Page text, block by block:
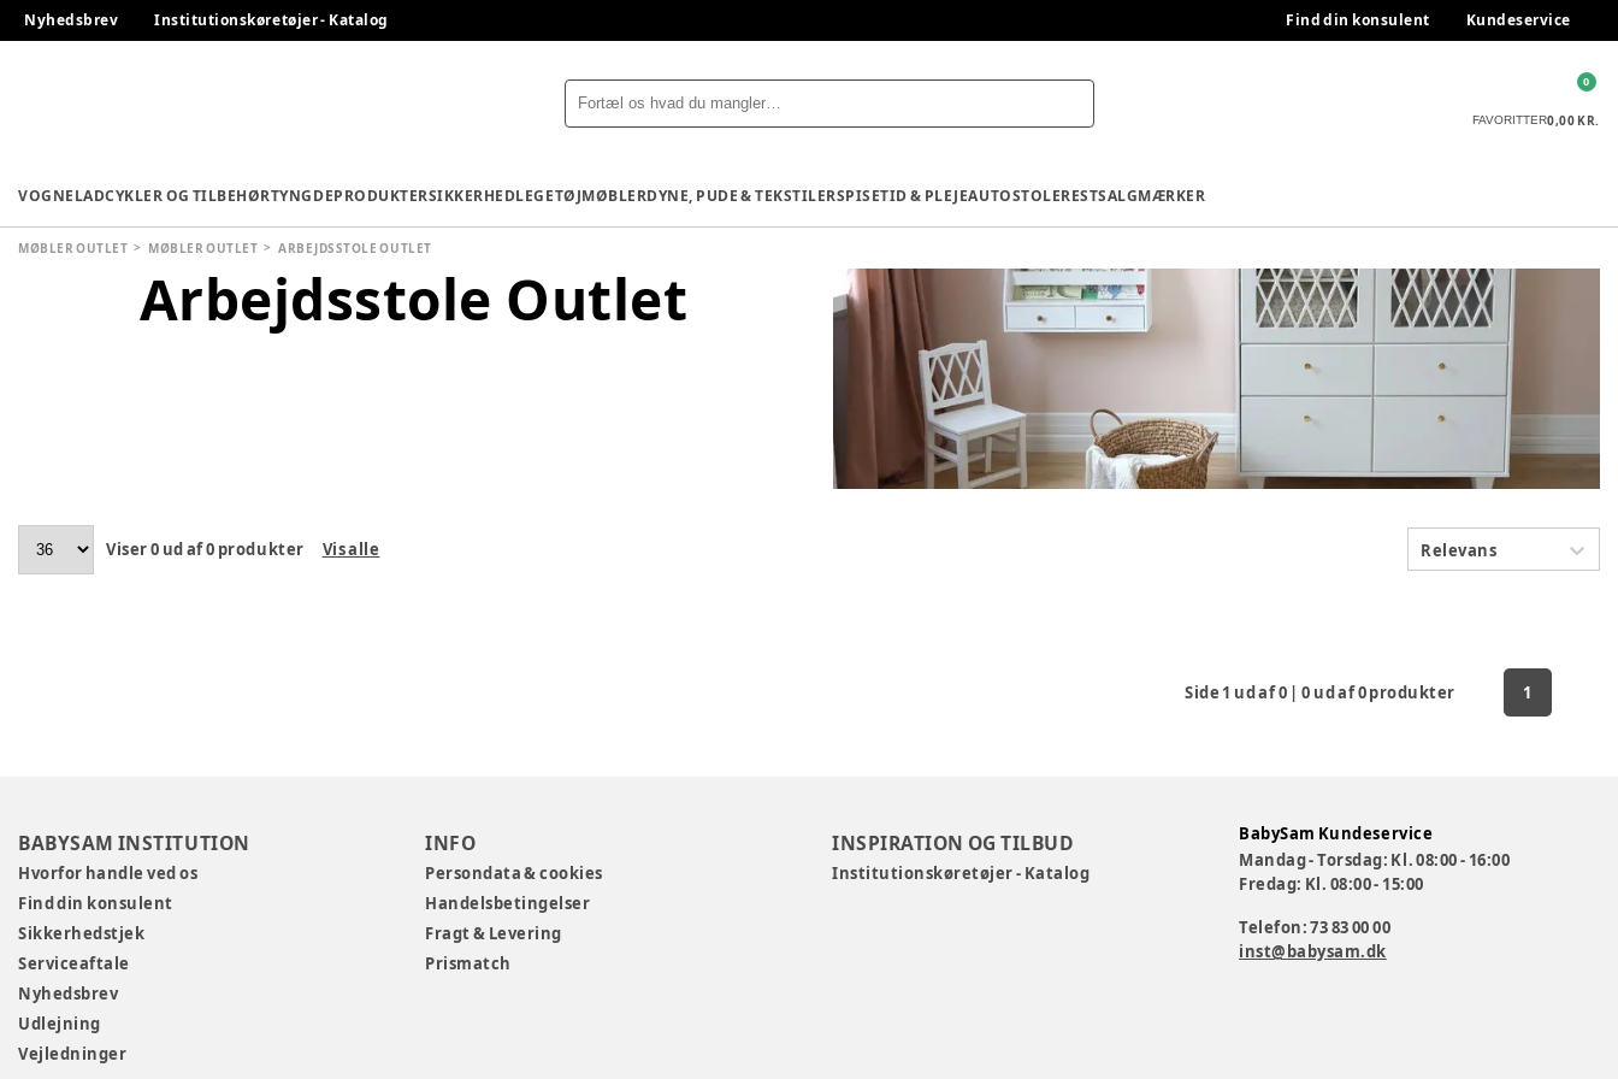
Nyhedsbrev Institutionskøretøjer - Katalog Find din konsulent Kundeservice
FAVORITTER0,00 KR.
0
VOGNELADCYKLER OG TILBEHØRTYNGDEPRODUKTERSIKKERHEDLEGETØJMØBLERDYNE, PUDE & TEKSTILERSPISETID & PLEJEAUTOSTOLERESTSALGMÆRKER
MØBLER OUTLET MØBLER OUTLET ARBEJDSSTOLE OUTLET
Arbejdsstole Outlet
Viser0 ud af0 produkter Vis alle Relevans
Side 1 ud af0 |0 ud af0produkter 1
BABYSAM INSTITUTION
Hvorfor handle ved os
Find din konsulent
Sikkerhedstjek
Serviceaftale
Nyhedsbrev
Udlejning
Vejledninger
INFO
Persondata & cookies
Handelsbetingelser
Fragt & Levering
Prismatch
INSPIRATION OG TILBUD
Institutionskøretøjer - Katalog
BabySam Kundeservice
Mandag - Torsdag: Kl. 08:00 - 16:00
Fredag: Kl. 08:00 - 15:00
Telefon: 73 83 00 00
inst@babysam.dk